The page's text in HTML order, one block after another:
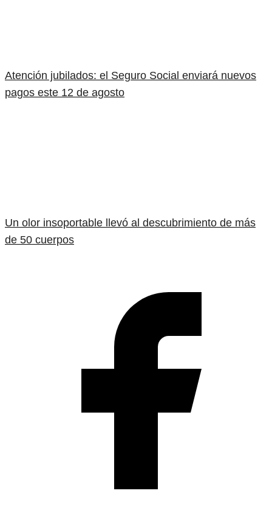
Atención jubilados: el Seguro Social enviará nuevos
pagos este 12 de agosto
Un olor insoportable llevó al descubrimiento de más
de 50 cuerpos